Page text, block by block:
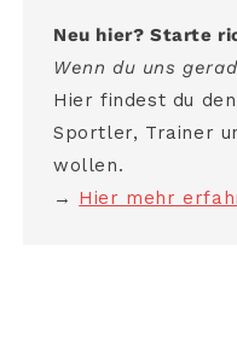
Neu hier? Starte
Wenn du uns
Hier findest du
Sportler, Trainer
wollen.
→ Hier mehr